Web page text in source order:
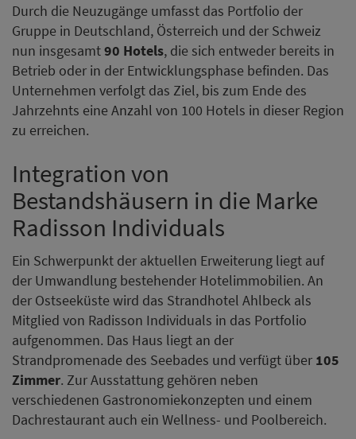
Durch die Neuzugänge umfasst das Portfolio der
Gruppe in Deutschland, Österreich und der Schweiz
nun insgesamt90 Hotels, die sich entweder bereits in
Betrieb oder in der Entwicklungsphase befinden. Das
Unternehmen verfolgt das Ziel, bis zum Ende des
Jahrzehnts eine Anzahl von 100 Hotels in dieser Region
zu erreichen.
Integration von
Bestandshäusern in die Marke
Radisson Individuals
Ein Schwerpunkt der aktuellen Erweiterung liegt auf
der Umwandlung bestehender Hotelimmobilien. An
der Ostseeküste wird das Strandhotel Ahlbeck als
Mitglied von Radisson Individuals in das Portfolio
aufgenommen. Das Haus liegt an der
Strandpromenade des Seebades und verfügt über 105
Zimmer. Zur Ausstattung gehören neben
verschiedenen Gastronomiekonzepten und einem
Dachrestaurant auch ein Wellness- und Poolbereich.